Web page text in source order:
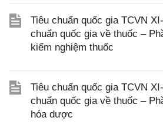
Tiêu chuẩn quốc gia TCVN
chuẩn quốc gia về thuốc –
kiểm nghiệm thuốc
Tiêu chuẩn quốc gia TCVN
chuẩn quốc gia về thuốc –
hóa dược